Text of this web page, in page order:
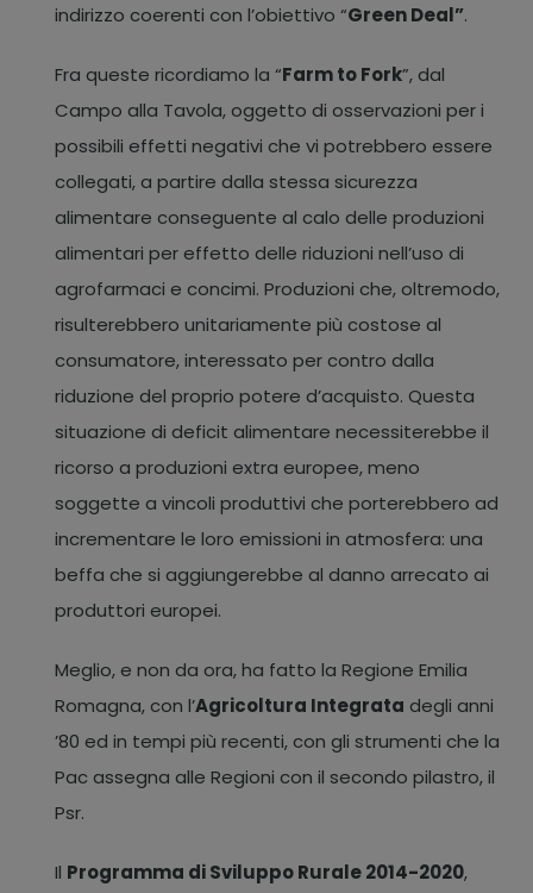
indirizzo coerenti con l’obiettivo “Green Deal”.
Fra queste ricordiamo la “Farm to Fork”, dal
Campo alla Tavola, oggetto di osservazioni per i
possibili effetti negativi che vi potrebbero essere
collegati, a partire dalla stessa sicurezza
alimentare conseguente al calo delle produzioni
alimentari per effetto delle riduzioni nell’uso di
agrofarmaci e concimi. Produzioni che, oltremodo,
risulterebbero unitariamente più costose al
consumatore, interessato per contro dalla
riduzione del proprio potere d’acquisto. Questa
situazione di deficit alimentare necessiterebbe il
ricorso a produzioni extra europee, meno
soggette a vincoli produttivi che porterebbero ad
incrementare le loro emissioni in atmosfera: una
beffa che si aggiungerebbe al danno arrecato ai
produttori europei.
Meglio, e non da ora, ha fatto la Regione Emilia
Romagna, con l’Agricoltura Integrata degli anni
’80 ed in tempi più recenti, con gli strumenti che la
Pac assegna alle Regioni con il secondo pilastro, il
Psr.
Il Programma di Sviluppo Rurale 2014-2020,